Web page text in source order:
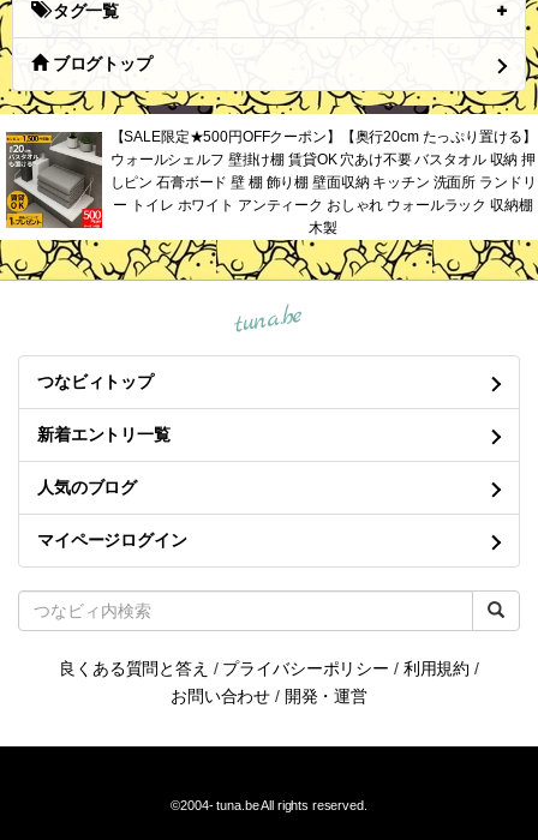
タグ一覧
ブログトップ
【SALE限定★500円OFFクーポン】【奥行20cm たっぷり置ける】
ウォールシェルフ 壁掛け棚 賃貸OK 穴あけ不要 バスタオル 収納 押
しピン 石膏ボード 壁 棚 飾り棚 壁面収納 キッチン 洗面所 ランドリ
ー トイレ ホワイト アンティーク おしゃれ ウォールラック 収納棚
木製
tuna.be
つなビィトップ
新着エントリ一覧
人気のブログ
マイページログイン
良くある質問と答え / プライバシーポリシー / 利用規約 /
お問い合わせ / 開発・運営
©2004-tuna.beAll rights reserved.